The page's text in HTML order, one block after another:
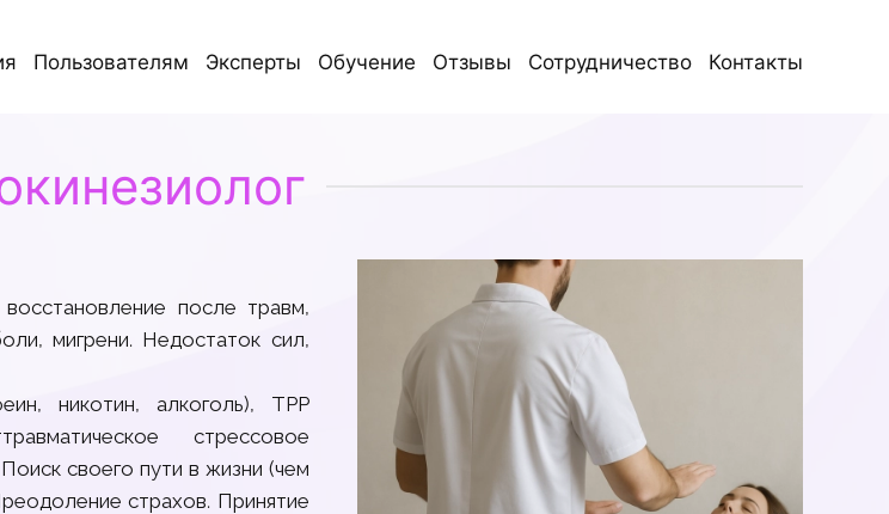
Пользователям Эксперты Обучение Отзывы Сотрудничество Контакты
после травм,
мигрени. Недостаток сил,
никотин, алкоголь), ТРР
стрессовое
своего пути в жизни (чем
страхов. Принятие